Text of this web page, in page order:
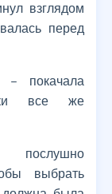
взглядом
перед
покачала
все же
выбрать